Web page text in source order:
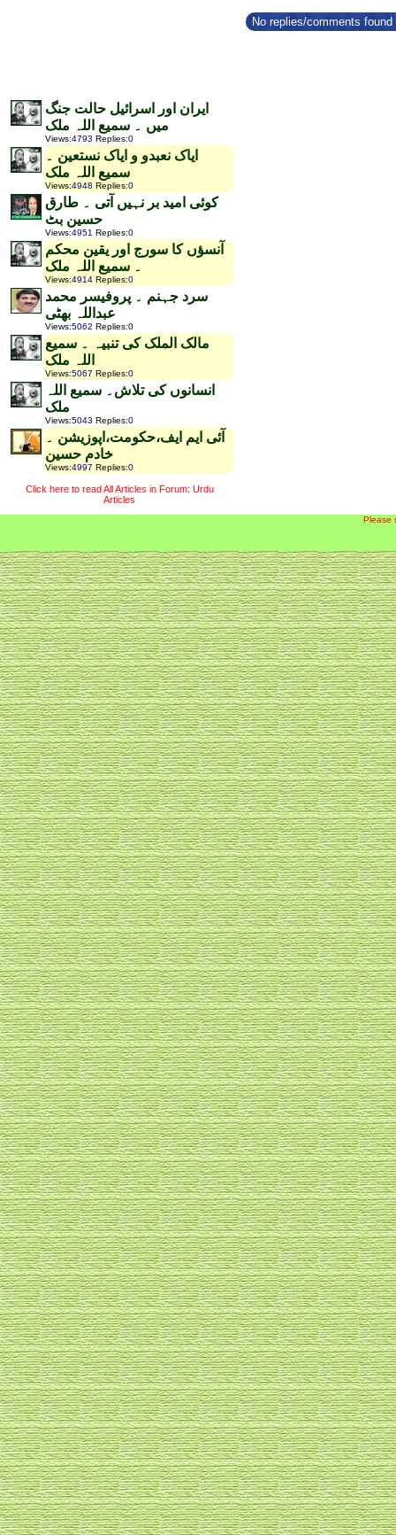
ایران اور اسرائیل حالت جنگ
میں ۔ سمیع اللہ ملک
Views:4793 Replies:0
ایاک نعبدو و ایاک نستعین ۔
سمیع اللہ ملک
Views:4948 Replies:0
کوئی امید بر نہیں آتی ۔ طارق
حسین بٹ
Views:4951 Replies:0
آنسؤں کا سورج اور یقین محکم
۔ سمیع اللہ ملک
Views:4914 Replies:0
سرد جہنم ۔ پروفیسر محمد
عبداللہ بھٹی
Views:5062 Replies:0
مالک الملک کی تنبیہ ۔ سمیع
اللہ ملک
Views:5067 Replies:0
انسانوں کی تلاش۔ سمیع اللہ
ملک
Views:5043 Replies:0
آئی ایم ایف،حکومت،اپوزیشن ۔
خادم حسین
Views:4997 Replies:0
Click here to read All Articles in Forum: Urdu
Articles
No replies/comments
Please